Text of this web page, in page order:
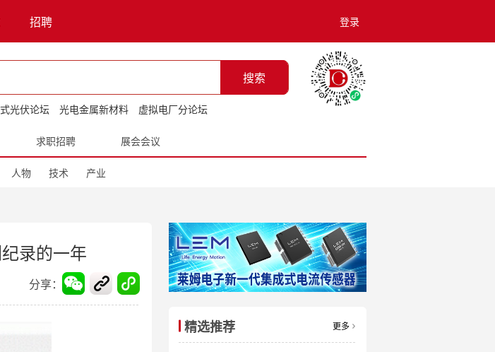
招聘 登录
搜索
光伏论坛 光电金属新材料 虚拟电厂分论坛
求职招聘 展会会议
人物 技术 产业
录的一年
分享：
精选推荐 更多